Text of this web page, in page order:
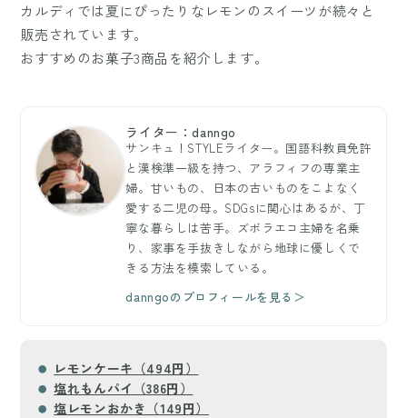
カルディでは夏にぴったりなレモンのスイーツが続々と
販売されています。
おすすめのお菓子3商品を紹介します。
ライター：danngo
サンキュ！STYLEライター。国語科教員免許
と漢検準一級を持つ、アラフィフの専業主
婦。甘いもの、日本の古いものをこよなく
愛する二児の母。SDGsに関心はあるが、丁
寧な暮らしは苦手。ズボラエコ主婦を名乗
り、家事を手抜きしながら地球に優しくで
きる方法を模索している。
danngoのプロフィールを見る＞
レモンケーキ（494円）
塩れもんパイ（386円）
塩レモンおかき（149円）